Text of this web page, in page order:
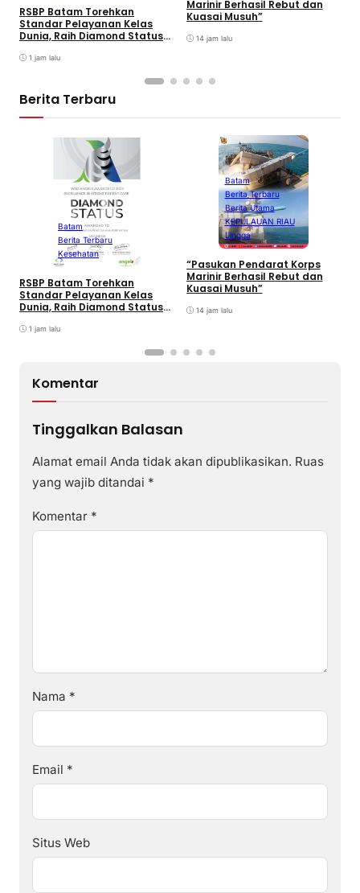
RSBP Batam Torehkan
Standar Pelayanan Kelas
Dunia, Raih Diamond Status
1 jam lalu
Marinir Berhasil Rebut dan
Kuasai Musuh”
14 jam lalu
Berita Terbaru
Batam
Berita Terbaru
Kesehatan
RSBP Batam Torehkan
Standar Pelayanan Kelas
Dunia, Raih Diamond Status
1 jam lalu
Batam
Berita Terbaru
Berita Utama
KEPULAUAN RIAU
Lingga
“Pasukan Pendarat Korps
Marinir Berhasil Rebut dan
Kuasai Musuh”
14 jam lalu
Komentar
Tinggalkan Balasan
Alamat email Anda tidak akan dipublikasikan. Ruas
yang wajib ditandai *
Komentar *
Nama *
Email *
Situs Web